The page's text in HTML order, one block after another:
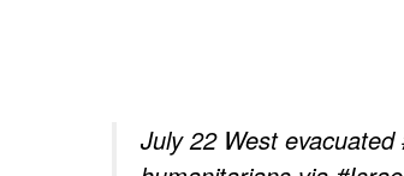
July 22 West evacuated